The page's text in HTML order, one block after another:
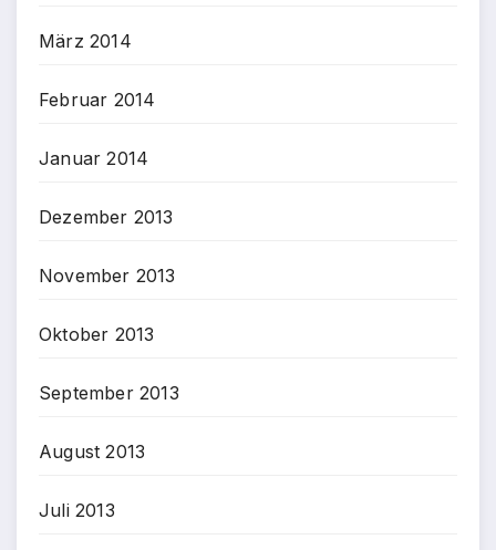
März 2014
Februar 2014
Januar 2014
Dezember 2013
November 2013
Oktober 2013
September 2013
August 2013
Juli 2013